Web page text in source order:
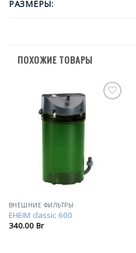
РАЗМЕРЫ:
ПОХОЖИЕ ТОВАРЫ
избранное
ВНЕШНИЕ ФИЛЬТРЫ
EHEIM classic 600
340.00 Br